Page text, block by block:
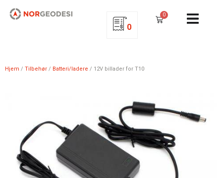
0
0
Hjem / Tilbehør / Batteri/ladere / 12V billader for T10